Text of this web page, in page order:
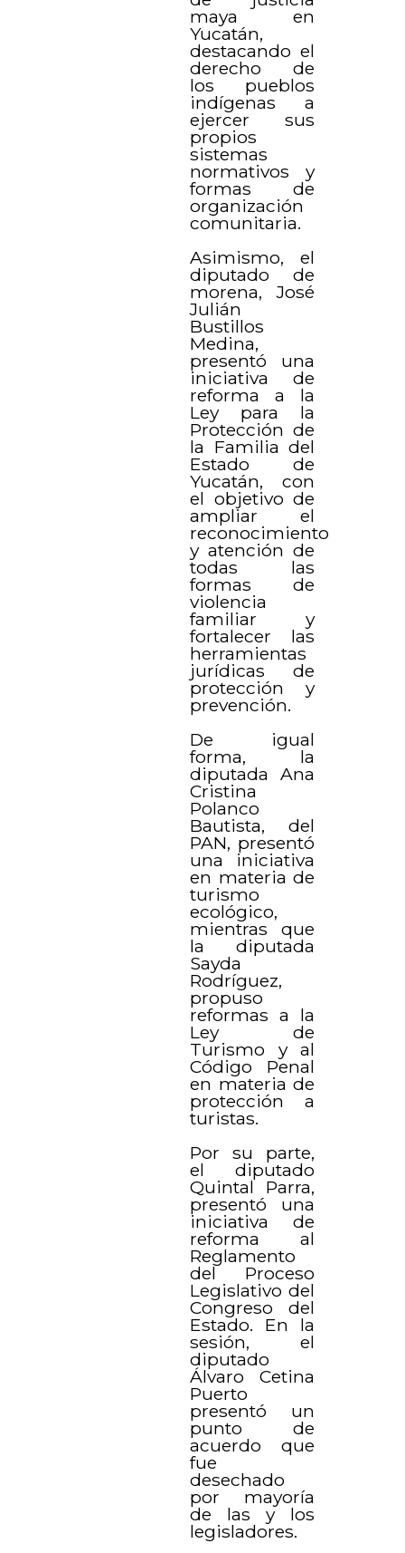
maya en
Yucatán,
destacando el
derecho de
los pueblos
indígenas a
ejercer sus
propios
sistemas
normativos y
formas de
organización
comunitaria.
Asimismo, el
diputado de
morena, José
Julián
Bustillos
Medina,
presentó una
iniciativa de
reforma a la
Ley para la
Protección de
la Familia del
Estado de
Yucatán, con
el objetivo de
ampliar el
reconocimiento
y atención de
todas las
formas de
violencia
familiar y
fortalecer las
herramientas
jurídicas de
protección y
prevención.
De igual
forma, la
diputada Ana
Cristina
Polanco
Bautista, del
PAN, presentó
una iniciativa
en materia de
turismo
ecológico,
mientras que
la diputada
Sayda
Rodríguez,
propuso
reformas a la
Ley de
Turismo y al
Código Penal
en materia de
protección a
turistas.
Por su parte,
el diputado
Quintal Parra,
presentó una
iniciativa de
reforma al
Reglamento
del Proceso
Legislativo del
Congreso del
Estado. En la
sesión, el
diputado
Álvaro Cetina
Puerto
presentó un
punto de
acuerdo que
fue
desechado
por mayoría
de las y los
legisladores.